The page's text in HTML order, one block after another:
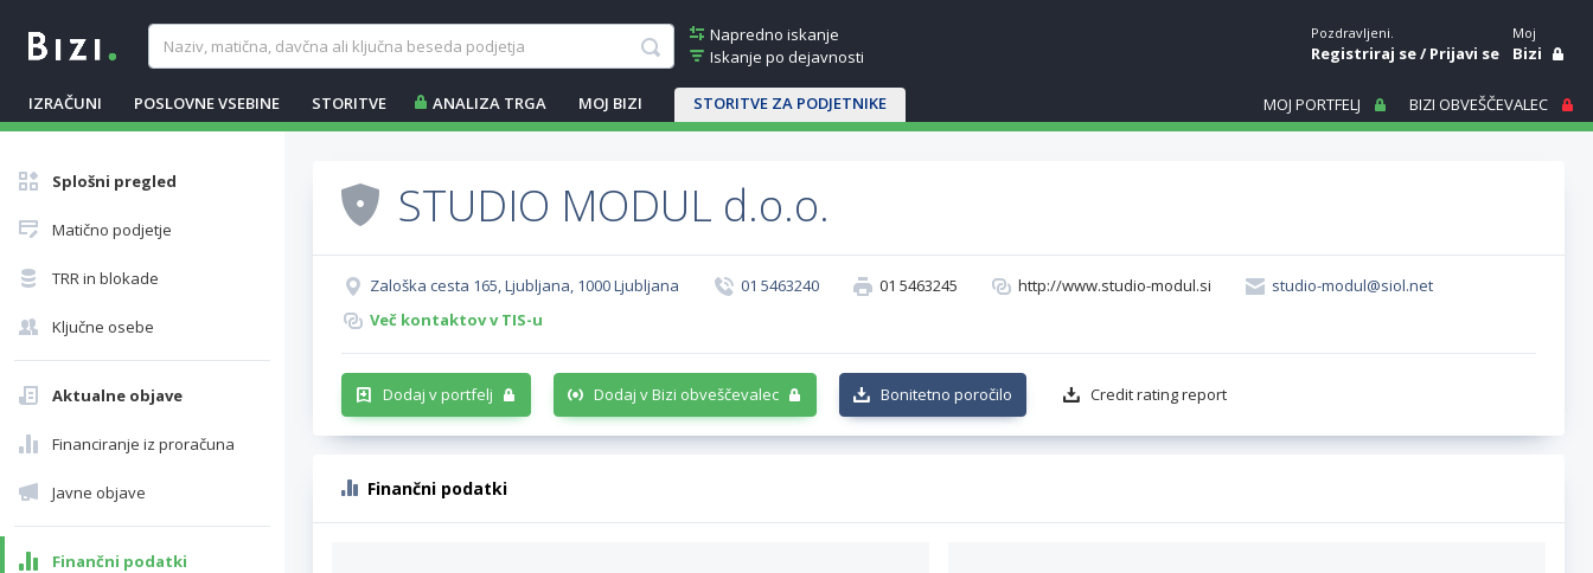
Napredno iskanje
Iskanje po dejavnosti
IZRAČUNI POSLOVNE VSEBINE STORITVE ANALIZA TRGA MOJ BIZI STORITVE ZA PODJETNIKE
Pozdravljeni.
Registriraj se/Prijavi se
Moj
Bizi
MOJ PORTFELJ BIZI OBVEŠČEVALEC
Splošni pregled
Matično podjetje
TRR in blokade
Ključne osebe
Aktualne objave
Financiranje iz proračuna
Javne objave
Finančni podatki
STUDIO MODUL d.o.o.
Zaloška cesta 165, Ljubljana, 1000 Ljubljana 01 5463240 01 5463245 http://www.studio-modul.si
studio-modul@siol.net
Več kontaktov v TIS-u
Dodaj v portfelj Dodaj v Bizi obveščevalec Bonitetno poročilo Credit rating report
Finančni podatki